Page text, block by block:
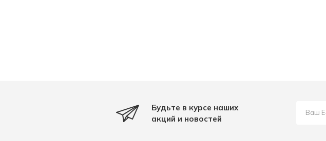
Будьте в курсе наших
акций и новостей